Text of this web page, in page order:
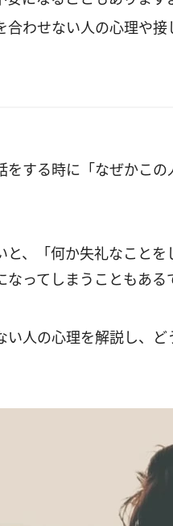
わせない人の心理や接
をする時に「なぜかこ
と、「何か失礼なこと
ってしまうこともある
い人の心理を解説し、